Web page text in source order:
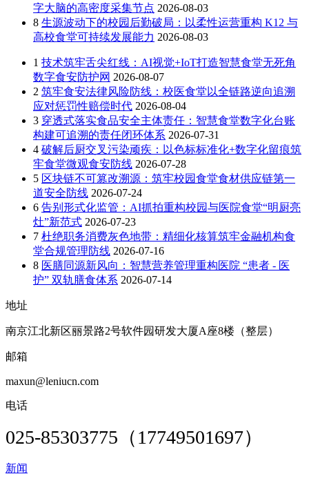
字大脑的高密度采集节点 2026-08-03
8 生源波动下的校园后勤破局：以柔性运营重构 K12 与
高校食堂可持续发展能力 2026-08-03
1 技术筑牢舌尖红线：AI视觉+IoT打造智慧食堂无死角
数字食安防护网 2026-08-07
2 筑牢食安法律风险防线：校医食堂以全链路逆向追溯
应对惩罚性赔偿时代 2026-08-04
3 穿透式落实食品安全主体责任：智慧食堂数字化台账
构建可追溯的责任闭环体系 2026-07-31
4 破解后厨交叉污染顽疾：以色标标准化+数字化留痕筑
牢食堂微观食安防线 2026-07-28
5 区块链不可篡改溯源：筑牢校园食堂食材供应链第一
道安全防线 2026-07-24
6 告别形式化监管：AI抓拍重构校园与医院食堂“明厨亮
灶”新范式 2026-07-23
7 杜绝职务消费灰色地带：精细化核算筑牢金融机构食
堂合规管理防线 2026-07-16
8 医膳同源新风向：智慧营养管理重构医院 “患者 - 医
护” 双轨膳食体系 2026-07-14
地址
南京江北新区丽景路2号软件园研发大厦A座8楼（整层）
邮箱
maxun@leniucn.com
电话
025-85303775（17749501697）
新闻